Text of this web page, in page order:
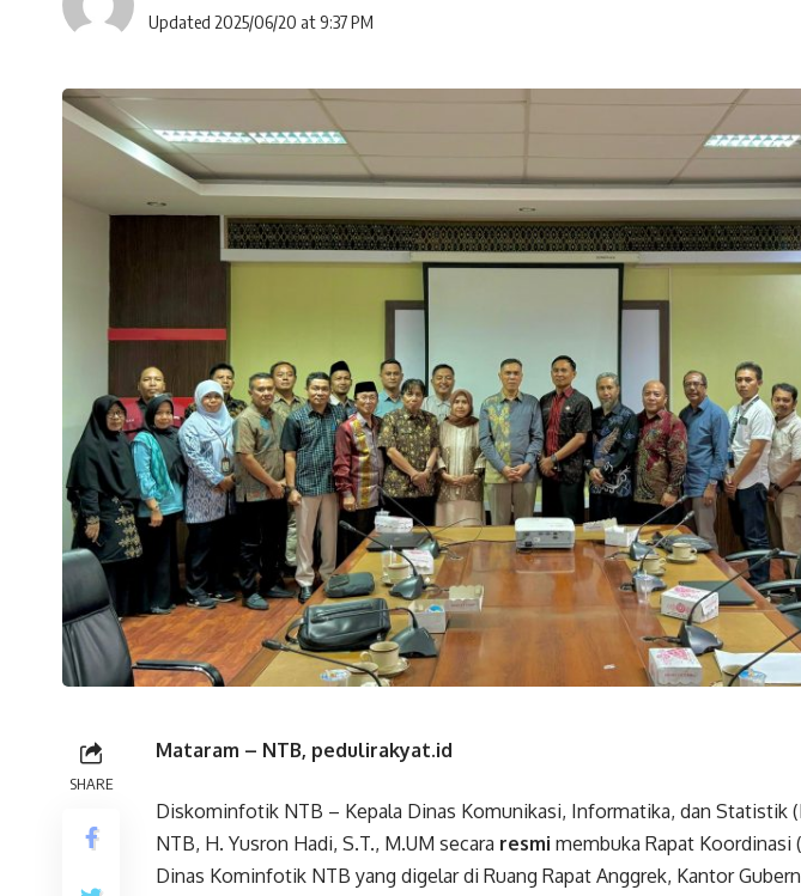
Updated 2025/06/20 at 9:37 PM
SHARE
Mataram – NTB, pedulirakyat.id
Diskominfotik NTB – Kepala Dinas Komunikasi, Informatika, dan Statistik
NTB, H. Yusron Hadi, S.T., M.UM secara resmi membuka Rapat Koordinasi
Dinas Kominfotik NTB yang digelar di Ruang Rapat Anggrek, Kantor